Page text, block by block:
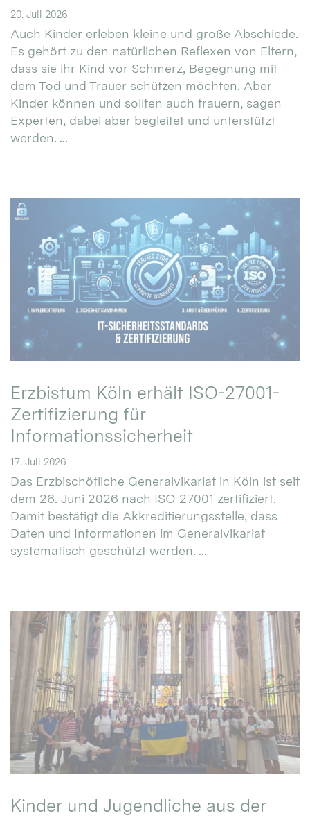
20. Juli 2026
Auch Kinder erleben kleine und große Abschiede.
Es gehört zu den natürlichen Reflexen von Eltern,
dass sie ihr Kind vor Schmerz, Begegnung mit
dem Tod und Trauer schützen möchten. Aber
Kinder können und sollten auch trauern, sagen
Experten, dabei aber begleitet und unterstützt
werden. ...
Erzbistum Köln erhält ISO-27001-
Zertifizierung für
Informationssicherheit
17. Juli 2026
Das Erzbischöfliche Generalvikariat in Köln ist seit
dem 26. Juni 2026 nach ISO 27001 zertifiziert.
Damit bestätigt die Akkreditierungsstelle, dass
Daten und Informationen im Generalvikariat
systematisch geschützt werden. ...
Kinder und Jugendliche aus der